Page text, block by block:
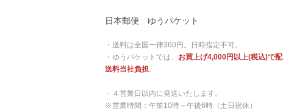
日本郵便 ゆうパケット
・送料は全国一律360円。日時指定不可。
・ゆうパケットでは、 お買上げ4,000円以上(税込)で配
送料当社負担。
・４営業日以内に発送いたします。
※営業時間：午前10時～午後6時（土日祝休）